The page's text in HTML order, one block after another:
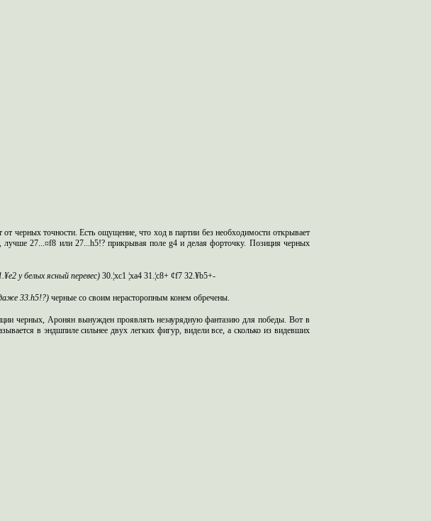
черных точности. Есть ощущение, что ход в партии без необходимости открывает
лучше 27...¤f8 или 27...h5!? прикрывая полеg4 и делая форточку. Позиция черных
у белых ясный перевес) 30.¦xc1 ¦xa4 31.¦c8+ ¢f7 32.¥b5+-
33.h5!?) черные со своим нерасторопным конем обречены.
черных,Аронян вынужденпроявлять незаурядную фантазию для победы. Вот в
в эндшпиле сильнее двух легких фигур, видели все,а сколько из видевших